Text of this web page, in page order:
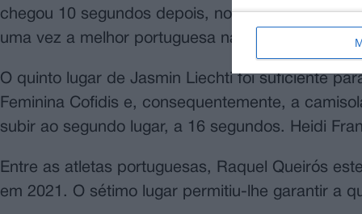
chegou 10 segundos depois, no mesmo grupo
uma vez a melhor portuguesa na etapa.
O quinto lugar de Jasmin Liechti foi suficiente
Feminina Cofidis e, consequentemente, a
subir ao segundo lugar, a 16 segundos. Heidi
Entre as atletas portuguesas, Raquel Queirós
em 2021. O sétimo lugar permitiu-lhe garantir a